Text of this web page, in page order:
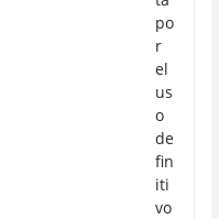
po
r
el
us
o
de
fin
iti
vo